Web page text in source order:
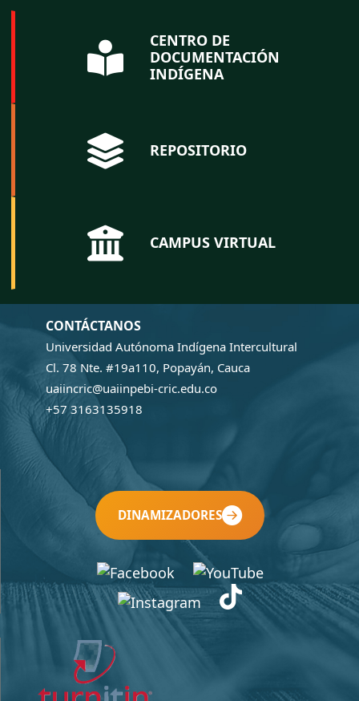
CENTRO DE
DOCUMENTACIÓN
INDÍGENA
REPOSITORIO
CAMPUS VIRTUAL
CONTÁCTANOS
Universidad Autónoma Indígena Intercultural
Cl. 78 Nte. #19a110, Popayán, Cauca
uaiincric@uaiinpebi-cric.edu.co
+57 3163135918
DINAMIZADORES